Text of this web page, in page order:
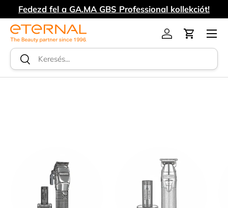
UGRÁS A TARTALOMRA
Fedezd fel a GA.MA GBS Professional kollekciót!
Keresés
Keresés
Log inKosár
Menü